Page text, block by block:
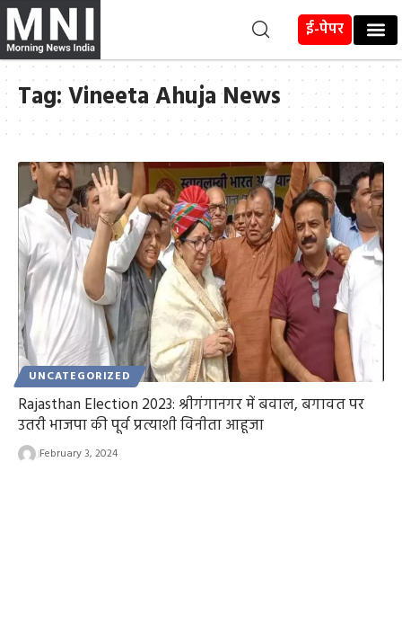
ई-पेपर
Tag:Vineeta Ahuja News
UNCATEGORIZED
Rajasthan Election 2023: श्रीगंगानगर में बवाल, बगावत पर
उतरी भाजपा की पूर्व प्रत्याशी विनीता आहूजा
February 3, 2024